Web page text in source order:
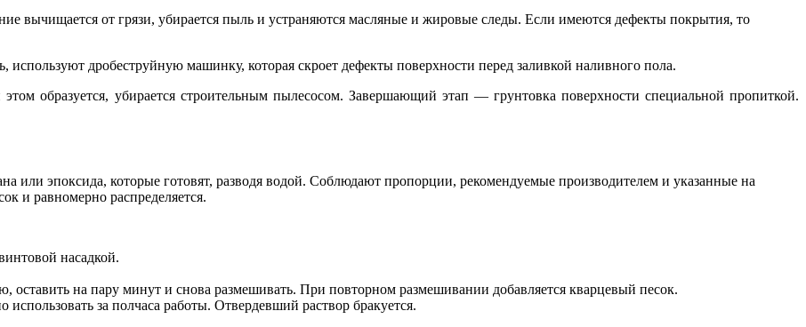
вычищается от грязи, убирается пыль и устраняются масляные и жировые следы. Если имеются дефекты покрытия, то
используют дробеструйную машинку, которая скроет дефекты поверхности перед заливкой наливного пола.
образуется, убирается строительным пылесосом. Завершающий этап — грунтовка поверхности специальной пропиткой.
или эпоксида, которые готовят, разводя водой. Соблюдают пропорции, рекомендуемые производителем и указанные на
и равномерно распределяется.
насадкой.
оставить на пару минут и снова размешивать. При повторном размешивании добавляется кварцевый песок.
за полчаса работы. Отвердевший раствор бракуется.